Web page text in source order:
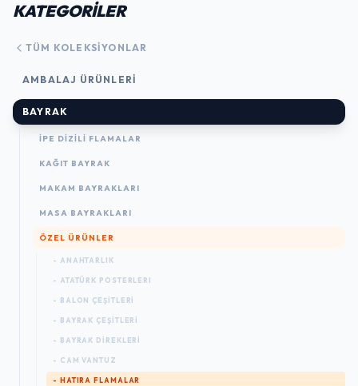
KATEGORİLER
TÜM KOLEKSIYONLAR
AMBALAJ ÜRÜNLERI
BAYRAK
İPE DİZİLİ FLAMALAR
KAĞIT BAYRAK
MAKAM BAYRAKLARI
MASA BAYRAKLARI
ÖZEL ÜRÜNLER
- ANAHTARLIK
- ATATÜRK POSTERLERI
- BALON ÇEŞİTLERİ
- BAYRAK ÇEŞİTLERİ
- BAYRAK DİREKLERİ
- CAM VANTUZ
- HATIRA FLAMALAR